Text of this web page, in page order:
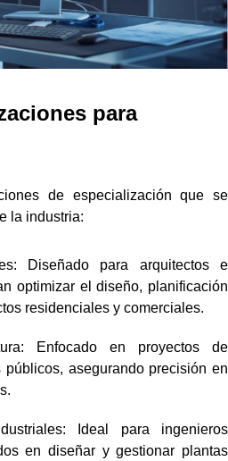
para
de especialización que se
la industria:
Diseñado para arquitectos e
optimizar el diseño, planificación
residenciales y comerciales.
Enfocado en proyectos de
públicos, asegurando precisión en
Ideal para ingenieros
en diseñar y gestionar plantas